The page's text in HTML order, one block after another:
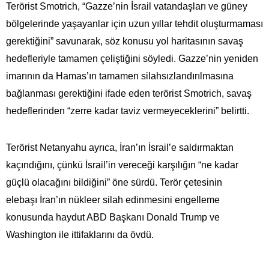
Terörist Smotrich, “Gazze’nin İsrail vatandaşları ve güney
bölgelerinde yaşayanlar için uzun yıllar tehdit oluşturmaması
gerektiğini” savunarak, söz konusu yol haritasının savaş
hedefleriyle tamamen çeliştiğini söyledi. Gazze’nin yeniden
imarının da Hamas’ın tamamen silahsızlandırılmasına
bağlanması gerektiğini ifade eden terörist Smotrich, savaş
hedeflerinden “zerre kadar taviz vermeyeceklerini” belirtti.
Terörist Netanyahu ayrıca, İran’ın İsrail’e saldırmaktan
kaçındığını, çünkü İsrail’in vereceği karşılığın “ne kadar
güçlü olacağını bildiğini” öne sürdü. Terör çetesinin
elebaşı İran’ın nükleer silah edinmesini engelleme
konusunda haydut ABD Başkanı Donald Trump ve
Washington ile ittifaklarını da övdü.